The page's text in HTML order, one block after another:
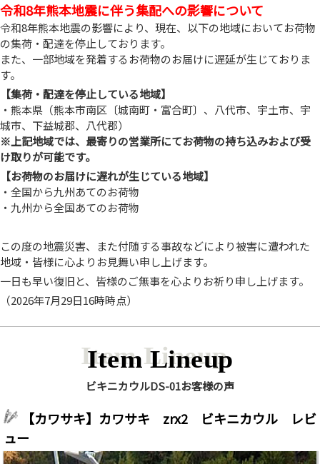
令和8年熊本地震に伴う集配への影響について
令和8年熊本地震の影響により、現在、以下の地域においてお荷物
の集荷・配達を停止しております。
また、一部地域を発着するお荷物のお届けに遅延が生じておりま
す。
【集荷・配達を停止している地域】
・熊本県（熊本市南区〔城南町・富合町〕、八代市、宇土市、宇
城市、下益城郡、八代郡）
※上記地域では、最寄りの営業所にてお荷物の持ち込みおよび受
け取りが可能です。
【お荷物のお届けに遅れが生じている地域】
・全国から九州あてのお荷物
・九州から全国あてのお荷物
この度の地震災害、また付随する事故などにより被害に遭われた
地域・皆様に心よりお見舞い申し上げます。
一日も早い復旧と、皆様のご無事を心よりお祈り申し上げます。
（2026年7月29日16時時点）
Item Lineup
ビキニカウルDS-01お客様の声
【カワサキ】カワサキ zrx2 ビキニカウル レビ
ュー